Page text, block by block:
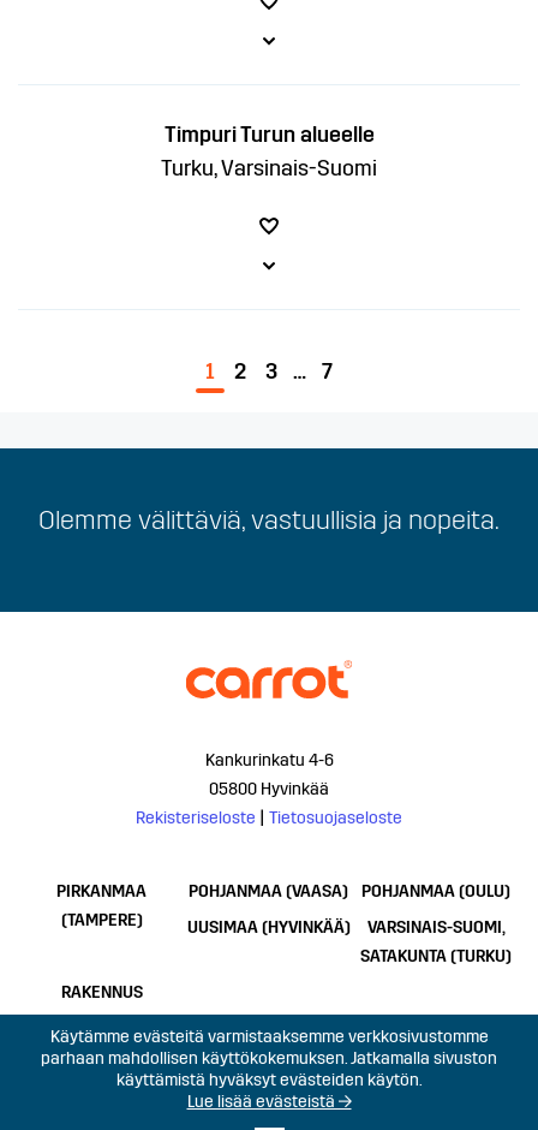
Timpuri Turun alueelle
Turku, Varsinais-Suomi
1 2 3 … 7
Olemme välittäviä, vastuullisia ja nopeita.
Carrot on välittävä ja turvallinen työelämän
kumppani.
Kankurinkatu 4-6
05800 Hyvinkää
Rekisteriseloste
Tietosuojaseloste
PIRKANMAA
(TAMPERE)
POHJANMAA (VAASA)
POHJANMAA (OULU)
UUSIMAA (HYVINKÄÄ)
VARSINAIS-SUOMI,
SATAKUNTA (TURKU)
RAKENNUS
Käytämme evästeitä varmistaaksemme verkkosivustomme
parhaan mahdollisen käyttökokemuksen. Jatkamalla sivuston
käyttämistä hyväksyt evästeiden käytön.
Lue lisää evästeistä →